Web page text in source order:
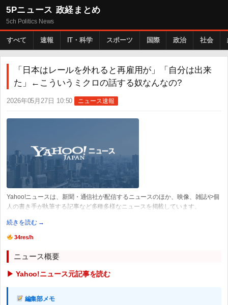
5Pニュース 政経まとめ
5ch Politics News
すべて 速報 IT・科学 スポーツ 国際 政治 社会
「日本はレールを外れると再雇用が」「自分は出来
た」←こういうミクロの話する奴なんなの?
2026年05月27日 10:50 ニュース速報
Yahoo!ニュースは、新聞・通信社が配信するニュースのほか、映像、雑誌や個
人の書き手が執筆する記事など多種多様なニュースを掲載しています。
続きを読む →
34res/h
ニュース概要
▶ Yahoo!ニュース元記事を読む
編集部メモ